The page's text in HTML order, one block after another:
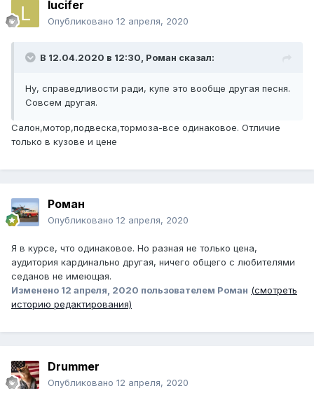
lucifer
Опубликовано 12 апреля, 2020
В 12.04.2020 в 12:30, Роман сказал:
Ну, справедливости ради, купе это вообще другая песня.
Совсем другая.
Салон,мотор,подвеска,тормоза-все одинаковое. Отличие
только в кузове и цене
Роман
Опубликовано 12 апреля, 2020
Я в курсе, что одинаковое. Но разная не только цена,
аудитория кардинально другая, ничего общего с любителями
седанов не имеющая.
Изменено 12 апреля, 2020 пользователем Роман (смотреть
историю редактирования)
Drummer
Опубликовано 12 апреля, 2020